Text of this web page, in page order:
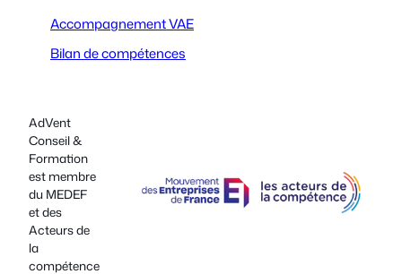
Accompagnement VAE
Bilan de compétences
AdVent
Conseil &
Formation
est membre
du MEDEF
et des
Acteurs de
la
compétence